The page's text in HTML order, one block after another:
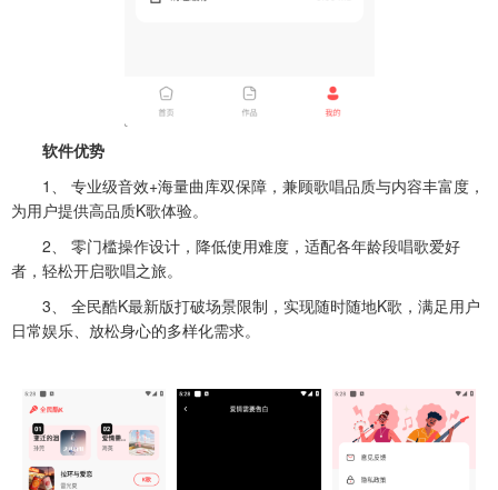
软件优势
1、 专业级音效+海量曲库双保障，兼顾歌唱品质与内容丰富度，
为用户提供高品质K歌体验。
2、 零门槛操作设计，降低使用难度，适配各年龄段唱歌爱好
者，轻松开启歌唱之旅。
3、 全民酷K最新版打破场景限制，实现随时随地K歌，满足用户
日常娱乐、放松身心的多样化需求。